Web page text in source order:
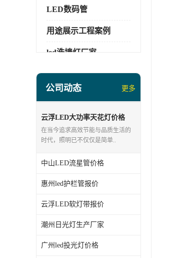
LED数码管
用途展示工程案例
led洗墙灯厂家
led投光灯厂家
LED流星管系列
led点光源厂家
公司动态 更多
云浮LED大功率天花灯价格
在当今追求高效节能与品质生活的
时代，照明已不仅仅是简单..
中山LED流星管价格
惠州led护栏管报价
云浮LED软灯带报价
潮州日光灯生产厂家
广州led投光灯价格